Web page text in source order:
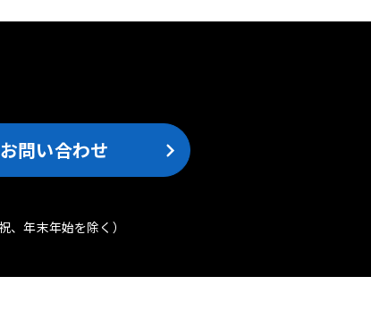
お問い合わせ
、年末年始を除く）